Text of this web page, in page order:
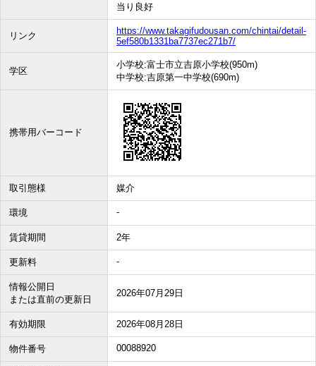
当り良好
リンク
https://www.takagifudousan.com/chintai/detail-
5ef580b1331ba7737ec271b7/
学区
小学校:富士市立吉原小学校(950m)
中学校:吉原第一中学校(690m)
携帯用バーコード
取引態様 媒介
環境 -
賃貸期間 2年
更新料 -
情報公開日
または直前の更新日
2026年07月29日
有効期限 2026年08月28日
物件番号 00088920